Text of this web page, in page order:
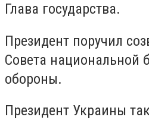
Глава государства.
Президент поручил
Совета национальной
обороны.
Президент Украины